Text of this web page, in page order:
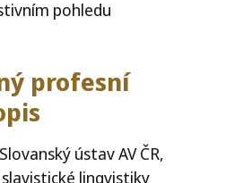
pohledu
profesní
ústavAVČR,
lin­gvis­ti­ky